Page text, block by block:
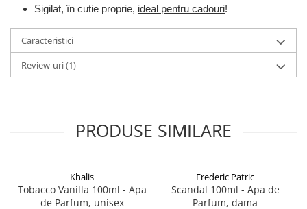
Sigilat, în cutie proprie, ideal pentru cadouri!
Caracteristici
Review-uri(1)
PRODUSE SIMILARE
Khalis
Tobacco Vanilla 100ml - Apa
de Parfum, unisex
Frederic Patric
Scandal 100ml - Apa de
Parfum, dama